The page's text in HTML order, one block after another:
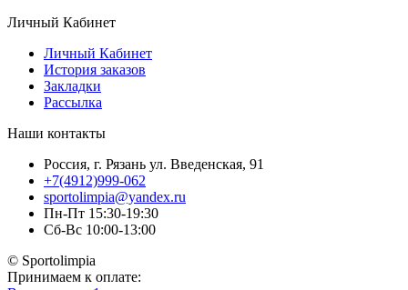
Личный Кабинет
Личный Кабинет
История заказов
Закладки
Рассылка
Наши контакты
Россия, г. Рязань ул. Введенская, 91
+7(4912)999-062
sportolimpia@yandex.ru
Пн-Пт 15:30-19:30
Сб-Вс 10:00-13:00
© Sportolimpia
Принимаем к оплате: